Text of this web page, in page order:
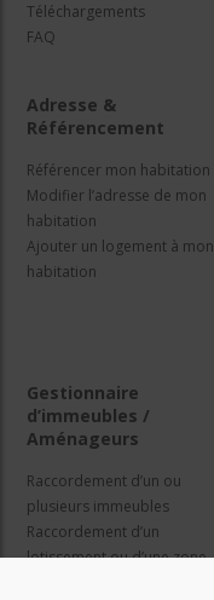
Téléchargements
FAQ
Adresse &
Référencement
Référencer mon habitation
Modifier l’adresse de mon
habitation
Ajouter un logement à mon
habitation
Gestionnaire
d’immeubles /
Aménageurs
Raccordement d’un ou
plusieurs immeubles
Raccordement d’un
lotissement ou d’une zone